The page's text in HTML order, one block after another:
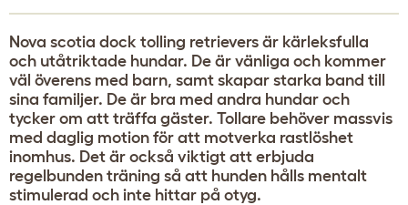
Nova scotia dock tolling retrievers är kärleksfulla
och utåtriktade hundar. De är vänliga och kommer
väl överens med barn, samt skapar starka band till
sina familjer. De är bra med andra hundar och
tycker om att träffa gäster. Tollare behöver massvis
med daglig motion för att motverka rastlöshet
inomhus. Det är också viktigt att erbjuda
regelbunden träning så att hunden hålls mentalt
stimulerad och inte hittar på otyg.